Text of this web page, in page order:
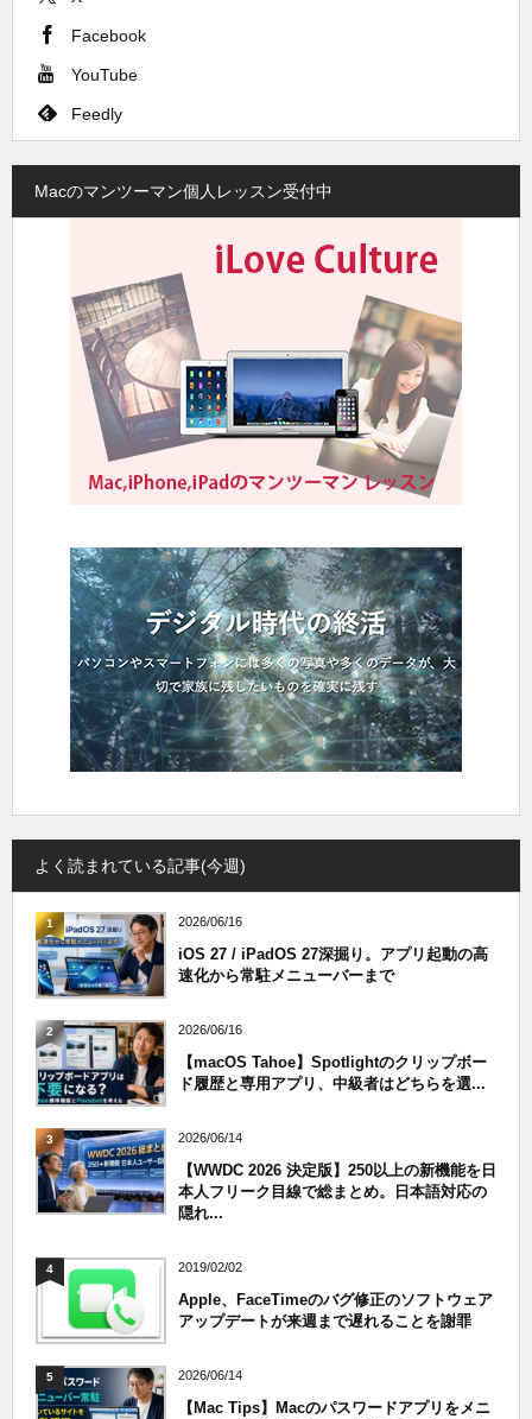
Facebook
YouTube
Feedly
Macのマンツーマン個人レッスン受付中
よく読まれている記事(今週)
1 2026/06/16
iOS 27 / iPadOS 27深掘り。アプリ起動の高
速化から常駐メニューバーまで
2 2026/06/16
【macOS Tahoe】Spotlightのクリップボー
ド履歴と専用アプリ、中級者はどちらを選...
3 2026/06/14
【WWDC 2026 決定版】250以上の新機能を日
本人フリーク目線で総まとめ。日本語対応の
隠れ...
4 2019/02/02
Apple、FaceTimeのバグ修正のソフトウェア
アップデートが来週まで遅れることを謝罪
5 2026/06/14
【Mac Tips】Macのパスワードアプリをメニ